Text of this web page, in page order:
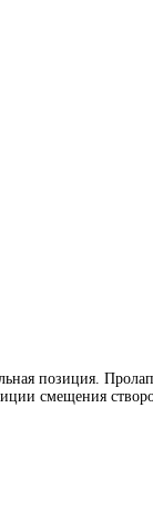
позиция.
смещения